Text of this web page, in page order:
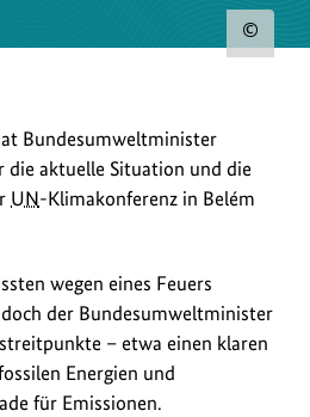
Bundesumweltminister
die aktuelle Situation und die
UN-Klimakonferenz in Belém
wegen eines Feuers
der Bundesumweltminister
– etwa einen klaren
Energien und
für Emissionen.